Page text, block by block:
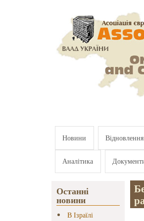
Новини
Аналітика
Останні
новини
В Ізраїлі